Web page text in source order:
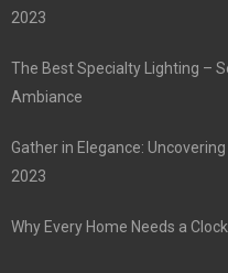
2023
The Best Specialty Lighting –
Ambiance
Gather in Elegance:
2023
Why Every Home Needs a Clock